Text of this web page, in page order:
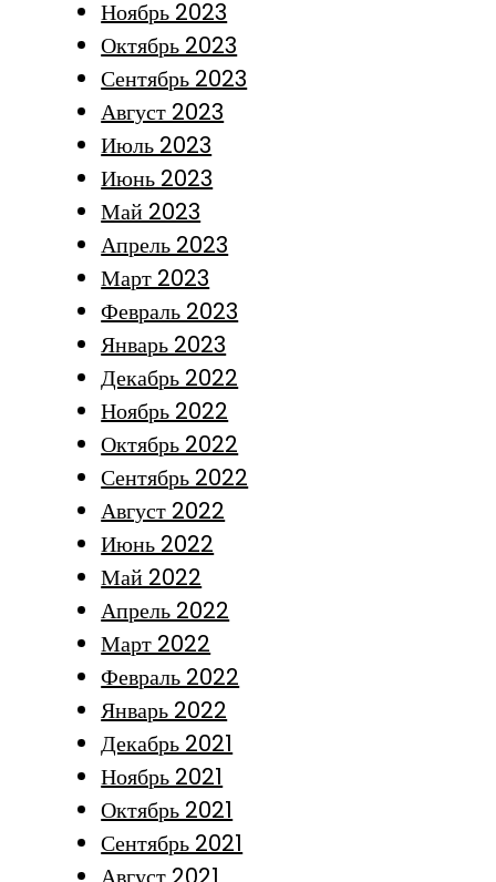
Ноябрь 2023
Октябрь 2023
Сентябрь 2023
Август 2023
Июль 2023
Июнь 2023
Май 2023
Апрель 2023
Март 2023
Февраль 2023
Январь 2023
Декабрь 2022
Ноябрь 2022
Октябрь 2022
Сентябрь 2022
Август 2022
Июнь 2022
Май 2022
Апрель 2022
Март 2022
Февраль 2022
Январь 2022
Декабрь 2021
Ноябрь 2021
Октябрь 2021
Сентябрь 2021